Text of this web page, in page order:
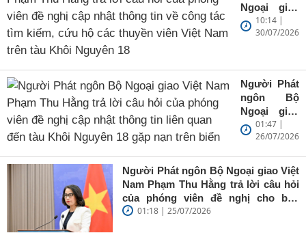
Ngoại giao
Việt Nam
Phạm Thu
đề nghị cập
nhật thông
tin về công
tác tìm
hộ các
thuyền viên
Việt Nam
trên tàu
10:14 |
30/07/2026
Người Phát
ngôn Bộ
Ngoại giao
Việt Nam
Phạm Thu
câu hỏi của
phóng viên
đề nghị cập
nhật thông
01:47 |
26/07/2026
Người Phát ngôn Bộ Ngoại giao Việt
Nam Phạm Thu Hằng trả lời câu hỏi
của phóng viên đề nghị cho biết
phản ứng của Việt Nam trước việc
01:18 | 25/07/2026